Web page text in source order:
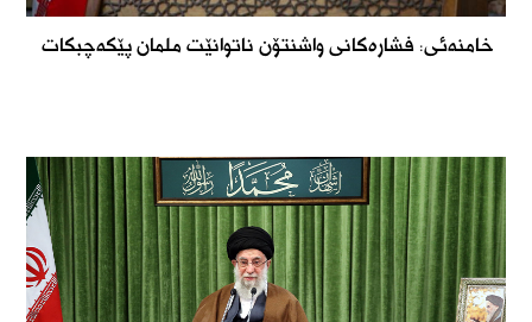
خامنەئی: فشارەکانی واشنتۆن ناتوانێت ملمان پێکەچبکات